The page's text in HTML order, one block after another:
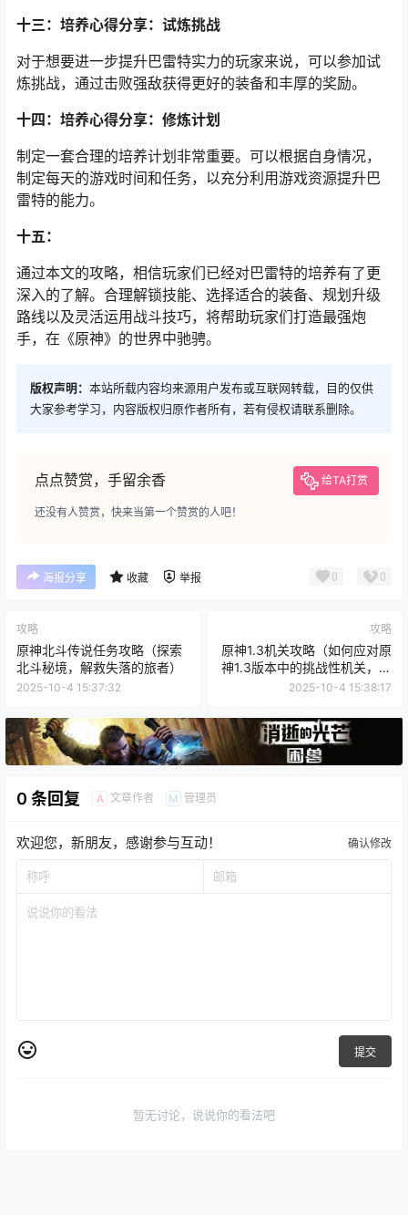
十三：培养心得分享：试炼挑战
对于想要进一步提升巴雷特实力的玩家来说，可以参加试
炼挑战，通过击败强敌获得更好的装备和丰厚的奖励。
十四：培养心得分享：修炼计划
制定一套合理的培养计划非常重要。可以根据自身情况，
制定每天的游戏时间和任务，以充分利用游戏资源提升巴
雷特的能力。
十五：
通过本文的攻略，相信玩家们已经对巴雷特的培养有了更
深入的了解。合理解锁技能、选择适合的装备、规划升级
路线以及灵活运用战斗技巧，将帮助玩家们打造最强炮
手，在《原神》的世界中驰骋。
版权声明： 本站所载内容均来源用户发布或互联网转载，目的仅供
大家参考学习，内容版权归原作者所有，若有侵权请联系删除。
点点赞赏，手留余香 给TA打赏
还没有人赞赏，快来当第一个赞赏的人吧！
海报分享 收藏 举报 0 0
攻略
原神北斗传说任务攻略（探索
北斗秘境，解救失落的旅者）
2025-10-4 15:37:32
攻略
原神1.3机关攻略（如何应对原
神1.3版本中的挑战性机关，获
取丰厚奖励）
2025-10-4 15:38:17
0 条回复 A 文章作者 M 管理员
欢迎您，新朋友，感谢参与互动！ 确认修改
提交
暂无讨论，说说你的看法吧